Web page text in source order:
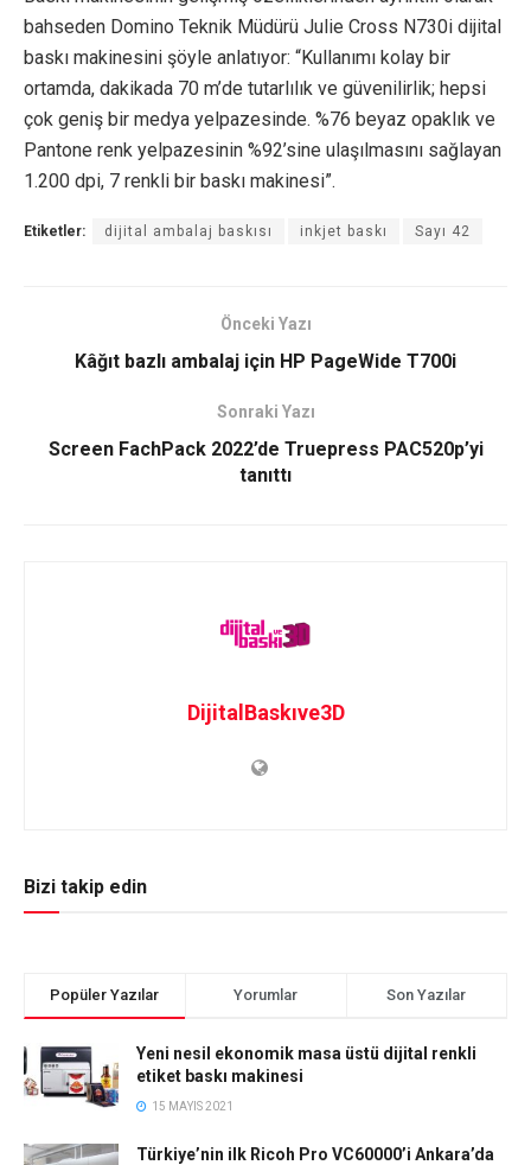
bahseden Domino Teknik Müdürü Julie Cross N730i dijital
baskı makinesini şöyle anlatıyor: “Kullanımı kolay bir
ortamda, dakikada 70 m’de tutarlılık ve güvenilirlik; hepsi
çok geniş bir medya yelpazesinde. %76 beyaz opaklık ve
Pantone renk yelpazesinin %92’sine ulaşılmasını sağlayan
1.200 dpi, 7 renkli bir baskı makinesi”.
Etiketler: dijital ambalaj baskısı inkjet baskı Sayı 42
Önceki Yazı
Kâğıt bazlı ambalaj için HP PageWide T700i
Sonraki Yazı
Screen FachPack 2022’de Truepress PAC520p’yi
tanıttı
DijitalBaskıve3D
Bizi takip edin
Popüler Yazılar Yorumlar Son Yazılar
Yeni nesil ekonomik masa üstü dijital renkli
etiket baskı makinesi
15 MAYIS 2021
Türkiye’nin ilk Ricoh Pro VC60000’i Ankara’da